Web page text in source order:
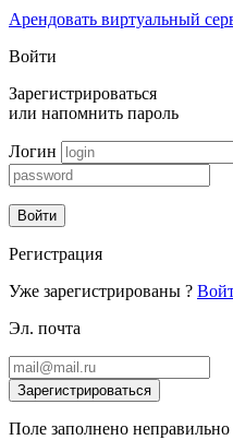
Арендовать виртуальный
Войти
Зарегистрироваться
или напомнить пароль
Логин
Войти
Регистрация
Уже зарегистрированы ?
Эл. почта
Зарегистрироваться
Поле заполнено неправильно